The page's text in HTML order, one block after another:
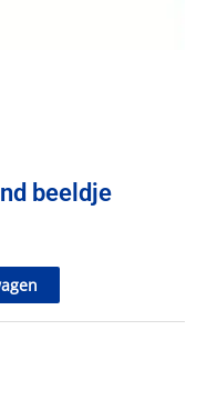
beeldje